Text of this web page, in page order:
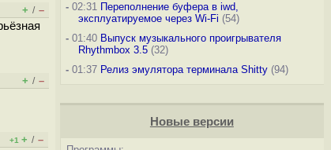
+ / –
+ / –
+1 + / –
-02:31 Переполнение буфера в iwd,
эксплуатируемое через Wi-Fi (54)
-01:40 Выпуск музыкального проигрывателя
Rhythmbox 3.5(32)
-01:37 Релиз эмулятора терминала Shitty(94)
Новые версии